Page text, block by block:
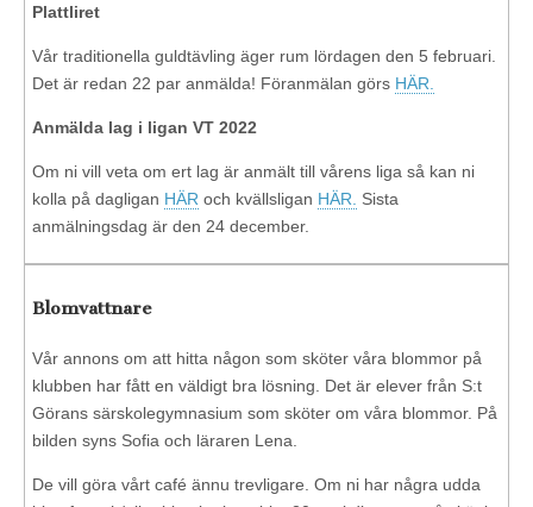
Plattliret
Vår traditionella guldtävling äger rum lördagen den 5 februari.
Det är redan 22 par anmälda! Föranmälan görs HÄR.
Anmälda lag i ligan VT 2022
Om ni vill veta om ert lag är anmält till vårens liga så kan ni
kolla på dagligan HÄR och kvällsligan HÄR.
Sista
anmälningsdag är den 24 december.
Blomvattnare
Vår annons om att hitta någon som sköter våra blommor på
klubben har fått en väldigt bra lösning. Det är elever från S:t
Görans särskolegymnasium som sköter om våra blommor. På
bilden syns Sofia och läraren Lena.
De vill göra vårt café ännu trevligare. Om ni har några udda